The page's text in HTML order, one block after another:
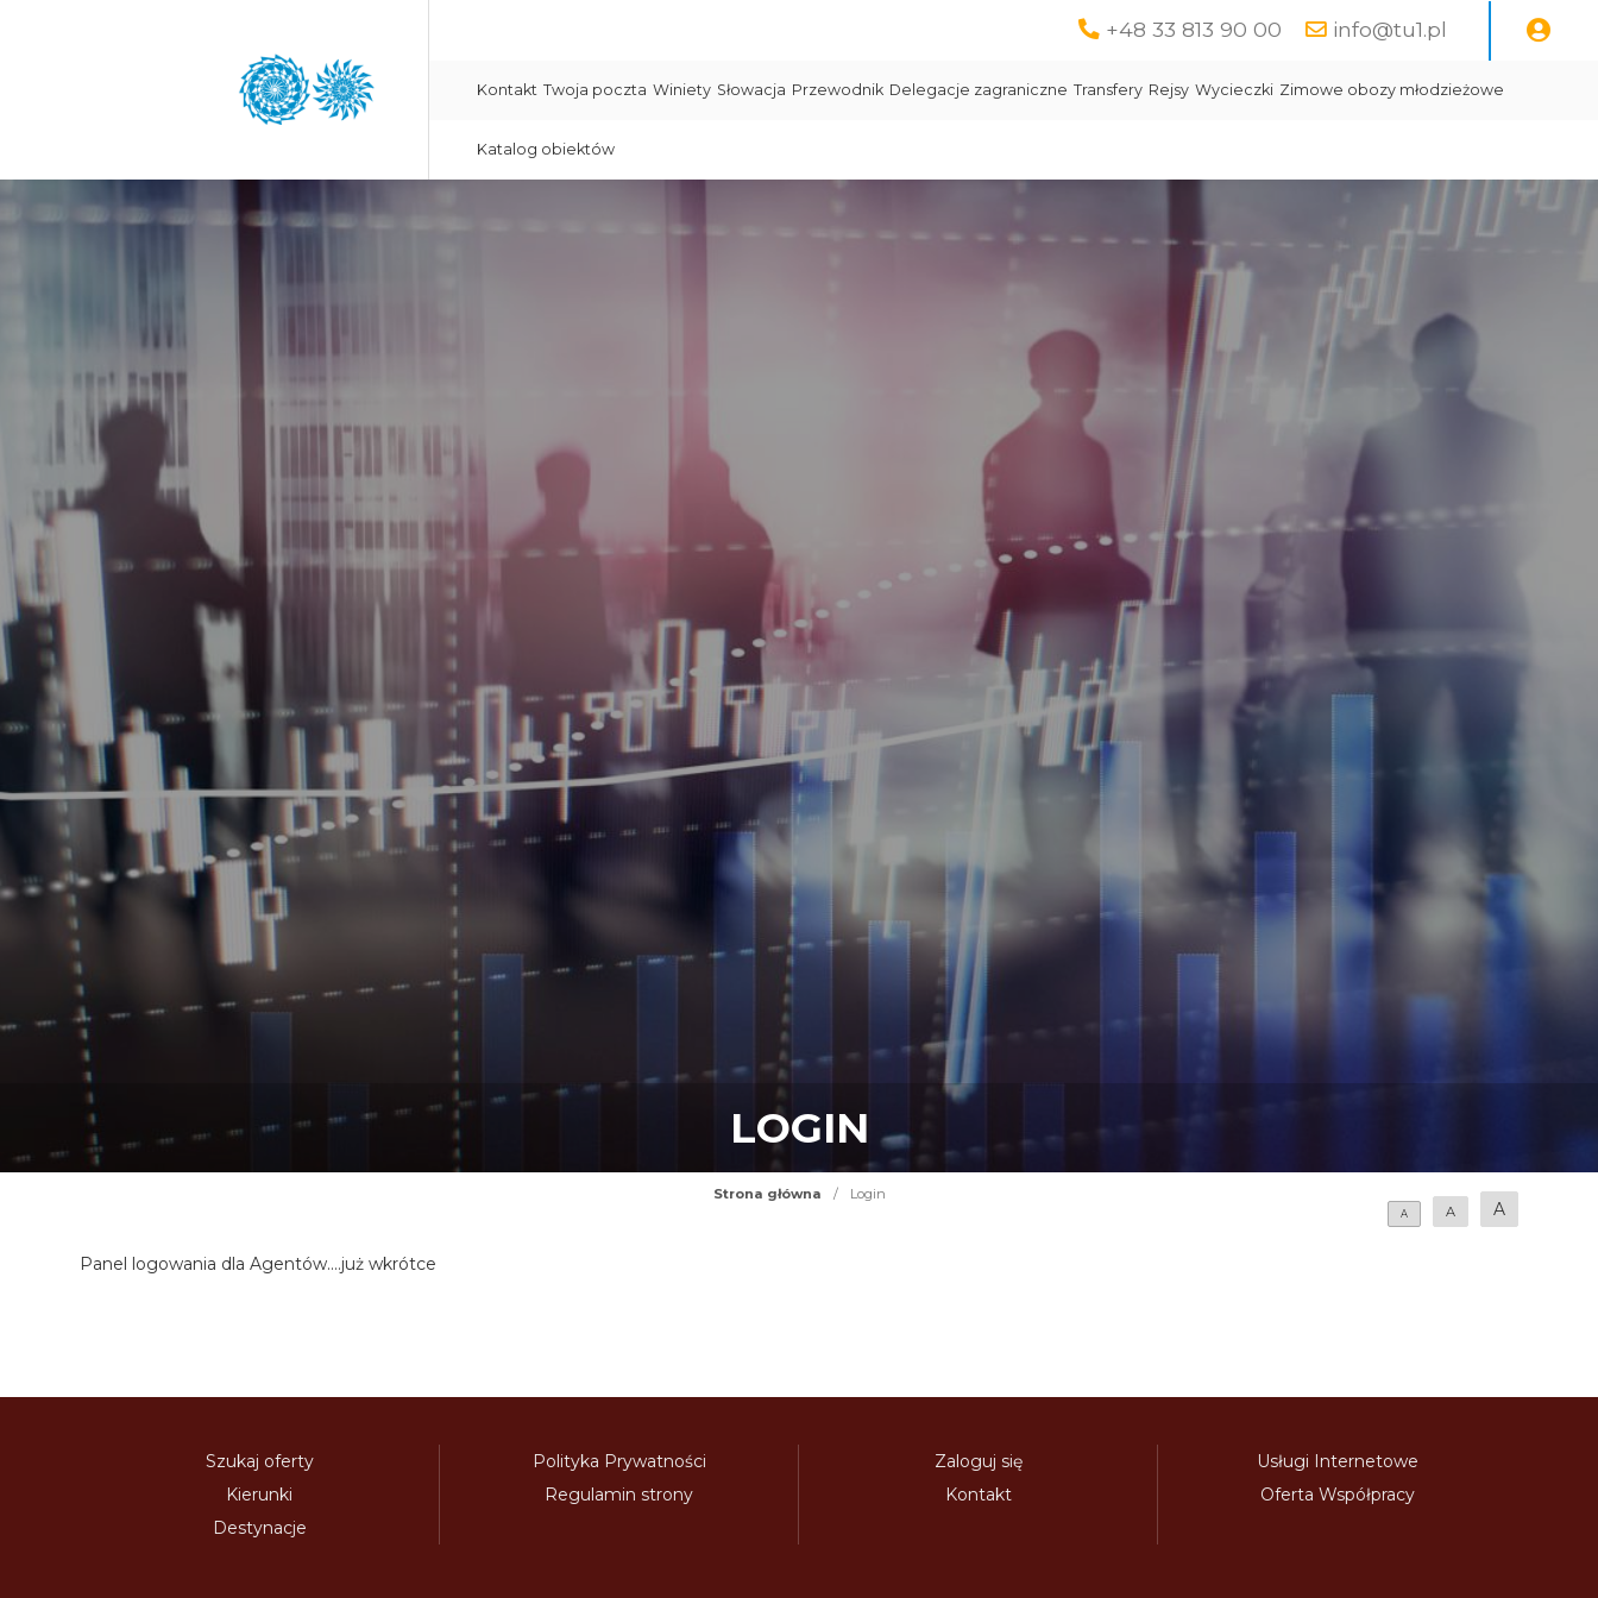
+48 33 813 90 00 info@tu1.pl
Kontakt Twoja poczta Winiety Słowacja Przewodnik Delegacje zagraniczne Transfery Rejsy Wycieczki Zimowe obozy młodzieżowe
Katalog obiektów
LOGIN
Strona główna / Login
A A A
Panel logowania dla Agentów....już wkrótce
Szukaj oferty
Kierunki
Destynacje
Polityka Prywatności
Regulamin strony
Zaloguj się
Kontakt
Usługi Internetowe
Oferta Współpracy